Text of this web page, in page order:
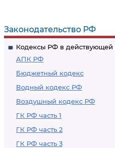
Законодательство РФ
Кодексы РФ в действующей
АПК РФ
Бюджетный кодекс
Водный кодекс РФ
Воздушный кодекс РФ
ГК РФ часть 1
ГК РФ часть 2
ГК РФ часть 3
порнографическими
изображениями
несовершеннолетних